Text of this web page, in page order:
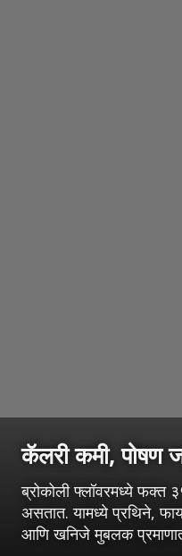
कॅलरी कमी, पोषण
ब्रोकोली फ्लॉवरमध्ये फक्त
असतात. यामध्ये प्रथिने,
आणि खनिजे मुबलक